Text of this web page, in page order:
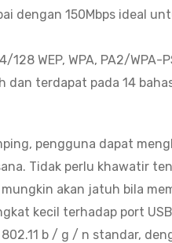
dengan 150Mbps ideal
WEP, WPA, PA2/WPA-
terdapat pada 14
pengguna dapat
Tidak perlu khawatir
akan jatuh bila
kecil terhadap port
b / g / n standar,